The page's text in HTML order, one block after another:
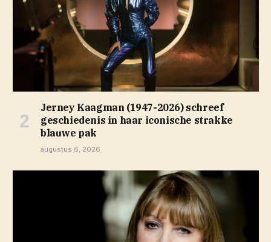
Jerney Kaagman (1947-2026) schreef
geschiedenis in haar iconische strakke
blauwe pak
augustus 6, 2026